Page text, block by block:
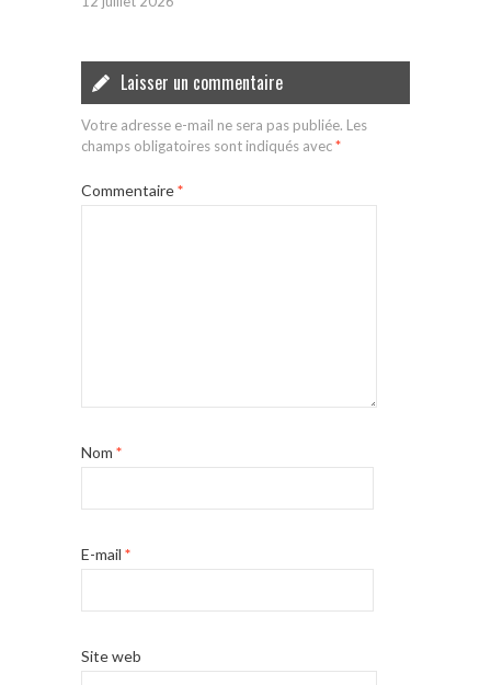
Laisser un commentaire
Votre adresse e-mail ne sera pas publiée. Les
champs obligatoires sont indiqués avec*
Commentaire*
Nom *
E-mail *
Site web